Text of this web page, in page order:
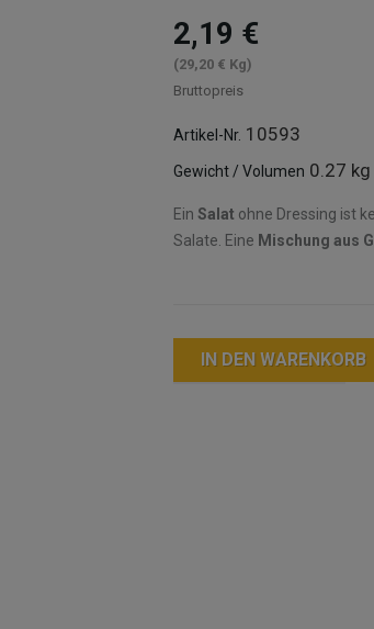
2,19 €
(29,20 € Kg)
Bruttopreis
Artikel-Nr. 10593
Gewicht / Volumen 0.27 kg
Ein Salat ohne Dressing ist
Salate. Eine Mischung aus
IN DEN WARENKORB